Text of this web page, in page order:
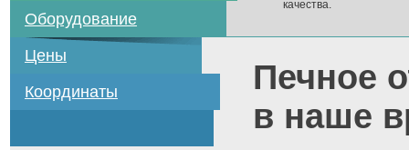
Оборудование
Цены
Координаты
качества.
Печное
в наше